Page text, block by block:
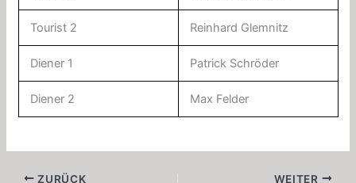
Tourist 2 Reinhard Glemnitz
Diener 1 Patrick Schröder
Diener 2 Max Felder
ZURÜCK WEITER